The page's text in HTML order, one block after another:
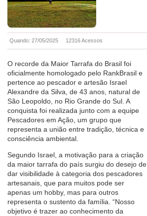
Quando: 27/05/2025 12316 Acessos
O recorde da Maior Tarrafa do Brasil foi
oficialmente homologado pelo RankBrasil e
pertence ao pescador e artesão Israel
Alexandre da Silva, de 43 anos, natural de
São Leopoldo, no Rio Grande do Sul. A
conquista foi realizada junto com a equipe
Pescadores em Ação, um grupo que
representa a união entre tradição, técnica e
consciência ambiental.
Segundo Israel, a motivação para a criação
da maior tarrafa do país surgiu do desejo de
dar visibilidade à categoria dos pescadores
artesanais, que para muitos pode ser
apenas um hobby, mas para outros
representa o sustento da família. “Nosso
objetivo é trazer ao conhecimento da